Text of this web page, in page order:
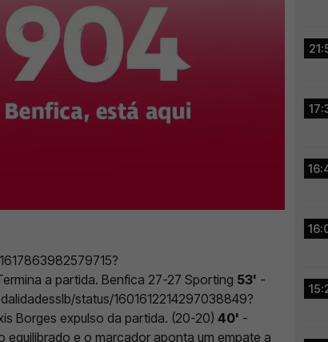
a partida. Benfica 27-27 Sporting 53' -
status/1601612214297038849?
Borges expulso da partida. (20-20) 40' -
equilibrado e o marcador aponta um empate a